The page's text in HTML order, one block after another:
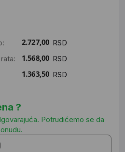
RSD
RSD
RSD
?
Potrudićemo se da